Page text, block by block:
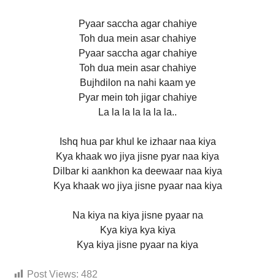
Pyaar saccha agar chahiye
Toh dua mein asar chahiye
Pyaar saccha agar chahiye
Toh dua mein asar chahiye
Bujhdilon na nahi kaam ye
Pyar mein toh jigar chahiye
La la la la la la la..
Ishq hua par khul ke izhaar naa kiya
Kya khaak wo jiya jisne pyar naa kiya
Dilbar ki aankhon ka deewaar naa kiya
Kya khaak wo jiya jisne pyaar naa kiya
Na kiya na kiya jisne pyaar na
Kya kiya kya kiya
Kya kiya jisne pyaar na kiya
Post Views: 482